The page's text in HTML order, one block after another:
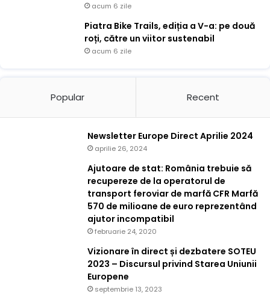
acum 6 zile
Piatra Bike Trails, ediția a V-a: pe două
roți, către un viitor sustenabil
acum 6 zile
Popular Recent
Newsletter Europe Direct Aprilie 2024
aprilie 26, 2024
Ajutoare de stat: România trebuie să
recupereze de la operatorul de
transport feroviar de marfă CFR Marfă
570 de milioane de euro reprezentând
ajutor incompatibil
februarie 24, 2020
Vizionare în direct și dezbatere SOTEU
2023 – Discursul privind Starea Uniunii
Europene
septembrie 13, 2023